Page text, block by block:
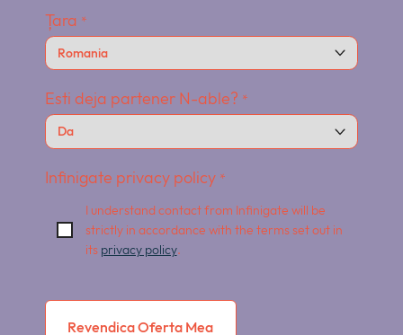
Țara *
Esti deja partener N-able? *
Infinigate privacy policy *
I understand contact from Infinigate will be
strictly in accordance with the terms set out in
its privacy policy.